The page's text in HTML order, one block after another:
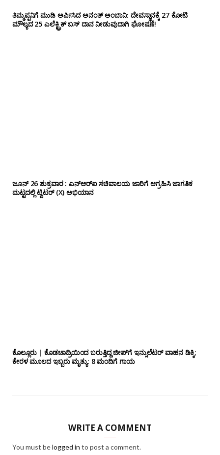
ತಿಮ್ಮಪ್ಪನಿಗೆ ಮುಡಿ ಅರ್ಪಿಸಿದ ಅನಂತ್ ಅಂಬಾನಿ: ದೇವಸ್ಥಾನಕ್ಕೆ 27 ಕೋಟಿ
ಮೌಲ್ಯದ 25 ಎಲೆಕ್ಟ್ರಿಕ್ ಬಸ್ ದಾನ ನೀಡುವುದಾಗಿ ಘೋಷಣೆ!
ಜೂನ್ 26 ಶುಕ್ರವಾರ : ಎನ್‌ಆರ್‌ಐ ಸಚಿವಾಲಯ ಜಾರಿಗೆ ಆಗ್ರಹಿಸಿ ಜಾಗತಿಕ
ಮಟ್ಟದಲ್ಲಿ ಟ್ವಿಟರ್ (X) ಅಭಿಯಾನ
ಕೊಲ್ಲೂರು | ಕೊಡಚಾದ್ರಿಯಿಂದ ಬರುತ್ತಿದ್ದ ಜೀಪ್‌ಗೆ ಇನ್ಸುಲೆಟರ್ ವಾಹನ ಡಿಕ್ಕಿ;
ಕೇರಳ ಮೂಲದ ಇಬ್ಬರು ಮೃತ್ಯು: 8 ಮಂದಿಗೆ ಗಾಯ
WRITE A COMMENT
You must belogged in to post a comment.